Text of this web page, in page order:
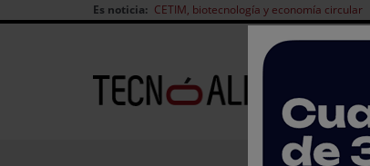
Es noticia: CETIM, biotecnología y economía circular